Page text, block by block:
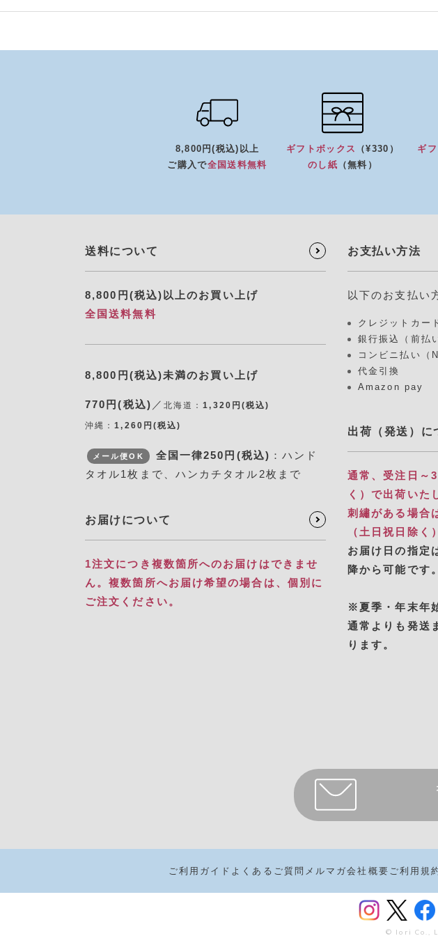
8,800円(税込)以上
ご購入で全国送料無料
ギフトボックス
（¥330）
のし紙 （無料）
ギ
送料について
8,800円(税込)以上のお買い上げ
全国送料無料
8,800円(税込)未満のお買い上げ
770円(税込) ／ 北海道：1,320円(税込)
沖縄：1,260円(税込)
メール便OK 全国一律250円(税込) ：ハンド
タオル1枚まで、ハンカチタオル2枚まで
お届けについて
1注文につき複数箇所へのお届けはできませ
ん。​ 複数箇所へお届け希望の場合は、個別に
ご注文ください。​
お支払い方法
以下のお支払い
クレジットカー
銀行振込（前払
コンビニ払い（
代金引換
Amazon pay
出荷（発送）に
通常、受注日～
く）で出荷いた
刺繡がある場合
（土日祝日除く
お届け日の指定
降から可能です。
※夏季・年末年
通常よりも発送
ります。
ご利用ガイド よくあるご質問 メルマガ会社概要 ご利用規
© Iori Co.,